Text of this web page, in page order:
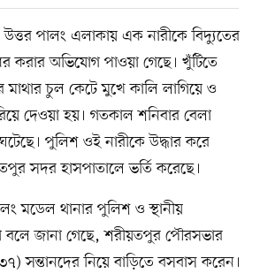
পালং এলাকায় এক নারীকে বিদ্যুতের
করার অভিযোগ পাওয়া গেছে। খুঁটিতে
মাথার চুল কেটে মুখে কালি লাগিয়ে ও
দেওয়া হয়। গতকাল শনিবার বেলা
পুলিশ ওই নারীকে উদ্ধার করে
সদর হাসপাতালে ভর্তি করেছে।
মডেল থানার পুলিশ ও স্থানীয়
জানা গেছে, শরীয়তপুর পৌরসভার
সন্তানদের নিয়ে বাড়িতে বসবাস করেন।